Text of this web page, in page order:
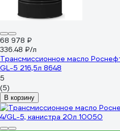
68 978 ₽
336.48 ₽/л
Трансмиссионное масло
GL-5 216,5л 8648
5
(5)
В корзину